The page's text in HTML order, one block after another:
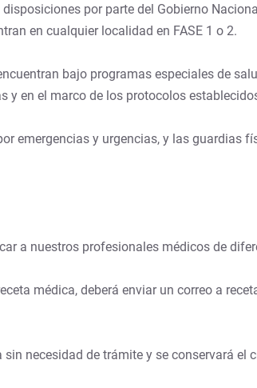
por parte del Gobierno
en cualquier localidad en FASE 1 o 2.
bajo programas especiales de
y en el marco de los protocolos
emergencias y urgencias, y las guardias
a nuestros profesionales médicos de
médica, deberá enviar un correo a
sin necesidad de trámite y se conservará